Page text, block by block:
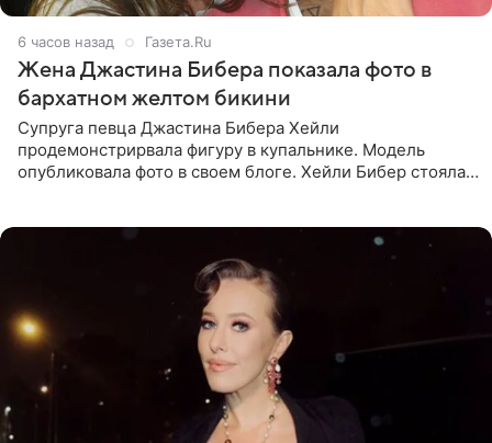
6 часов назад Газета.Ru
Жена Джастина Бибера показала фото в
бархатном желтом бикини
Супруга певца Джастина Бибера Хейли
продемонстрирвала фигуру в купальнике. Модель
опубликовала фото в своем блоге. Хейли Бибер стояла